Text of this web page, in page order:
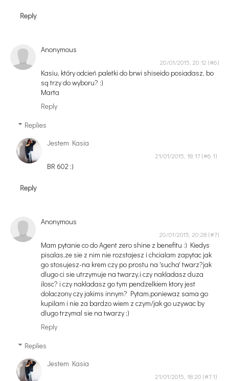
Reply
Anonymous
20/01/2015, 20:12
Kasiu, który odcień paletki do brwi shiseido posiadasz, bo
są trzy do wyboru? :)
Marta
Reply
Replies
Jestem Kasia
21/01/2015, 18:17
BR 602 :)
Reply
Anonymous
20/01/2015, 20:28
Mam pytanie co do Agent zero shine z benefitu :) Kiedys
pisalas,ze sie z nim nie rozstajesz i chcialam zapytac jak
go stosujesz-na krem czy po prostu na 'sucha' twarz?jak
dlugo ci sie utrzymuje na twarzy,i czy nakladasz duza
ilosc? i czy nakladasz go tym pendzelkiem ktory jest
dolaczony czy jakims innym? Pytam,poniewaz sama go
kupilam i nie za bardzo wiem z czym/jak go uzywac by
dlugo trzymal sie na twarzy ;)
Reply
Replies
Jestem Kasia
21/01/2015, 18:20